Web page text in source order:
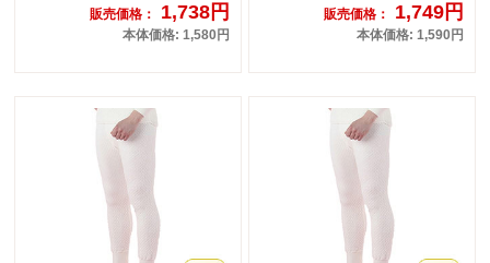
販売価格： 1,738円
本体価格: 1,580円
販売価格： 1,749円
本体価格: 1,590円